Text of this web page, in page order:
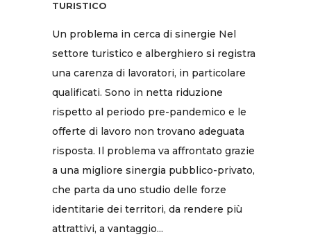
TURISTICO
Un problema in cerca di sinergie Nel
settore turistico e alberghiero si registra
una carenza di lavoratori, in particolare
qualificati. Sono in netta riduzione
rispetto al periodo pre-pandemico e le
offerte di lavoro non trovano adeguata
risposta. Il problema va affrontato grazie
a una migliore sinergia pubblico-privato,
che parta da uno studio delle forze
identitarie dei territori, da rendere più
attrattivi, a vantaggio...